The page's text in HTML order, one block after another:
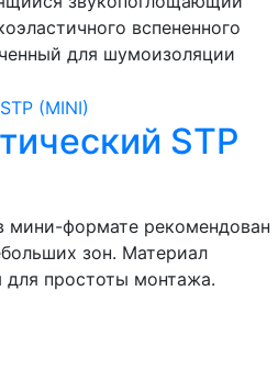
вспененного
для шумоизоляции
STP
мини-формате рекомендован
зон. Материал
простоты монтажа.